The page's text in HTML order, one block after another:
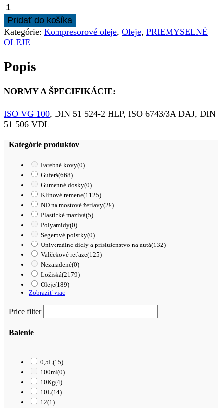
množstvo
LUBLINE
VDL
100
1L
Pridať do košíka
Kategórie: Kompresorové oleje, Oleje, PRIEMYSELNÉ
OLEJE
Popis
NORMY A ŠPECIFIKÁCIE:
ISO VG 100, DIN 51 524-2 HLP, ISO 6743/3A DAJ, DIN
51 506 VDL
Kategórie produktov
Farebné kovy(0)
Guferá(668)
Gumenné dosky(0)
Klinové remene(1125)
ND na mostové žeriavy(29)
Plastické mazivá(5)
Polyamidy(0)
Segerové poistky(0)
Univerzálne diely a príslušenstvo na autá(132)
Valčekové reťaze(125)
Nezaradené(0)
Ložiská(2179)
Oleje(189)
Zobraziť viac
Price filter
Balenie
0,5L(15)
100ml(0)
10Kg(4)
10L(14)
12(1)